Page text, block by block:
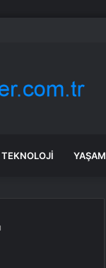
buldu
TEKNOLOJI YAŞAM